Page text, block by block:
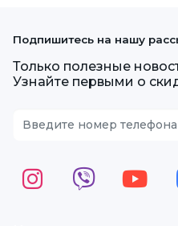
Подпишитесь на нашу
Только полезные
Узнайте первыми о